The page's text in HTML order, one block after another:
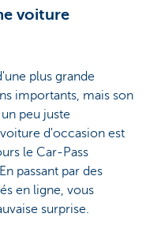
voiture
plus grande
importants, mais son
peu juste
d'occasion est
le Car-Pass
passant par des
en ligne, vous
surprise.